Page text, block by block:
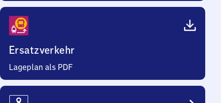
Ersatzverkehr
Lageplan als PDF